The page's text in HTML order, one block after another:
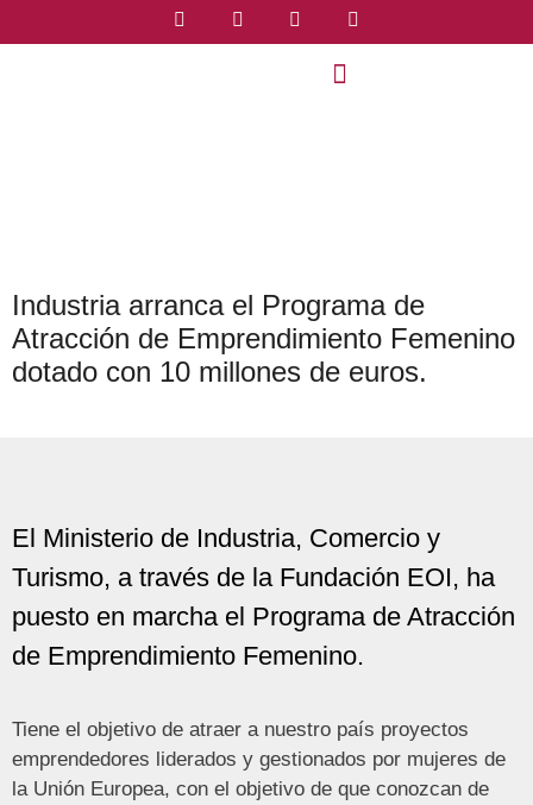
Industria arranca el Programa de
Atracción de Emprendimiento Femenino
dotado con 10 millones de euros.
El Ministerio de Industria, Comercio y
Turismo, a través de la Fundación EOI, ha
puesto en marcha el Programa de Atracción
de Emprendimiento Femenino.
Tiene el objetivo de atraer a nuestro país proyectos
emprendedores liderados y gestionados por mujeres de
la Unión Europea, con el objetivo de que conozcan de